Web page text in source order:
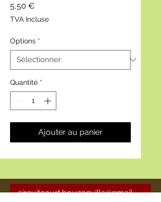
5,50 €
TVA Incluse
Options *
Quantité *
Ajouter au panier
circuitcourt.bouzonville@gmail